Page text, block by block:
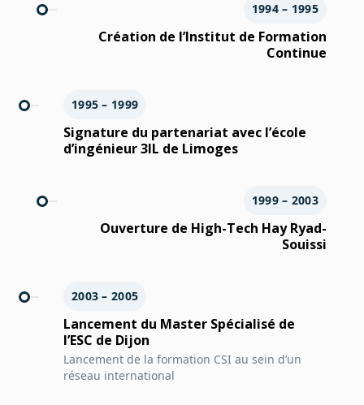
1994 – 1995
Création de l’Institut de Formation
Continue
1995 – 1999
Signature du partenariat avec l’école
d’ingénieur 3IL de Limoges
1999 – 2003
Ouverture de High-Tech Hay Ryad-
Souissi
2003 – 2005
Lancement du Master Spécialisé de
l’ESC de Dijon
Lancement de la formation CSI au sein d’un
réseau international